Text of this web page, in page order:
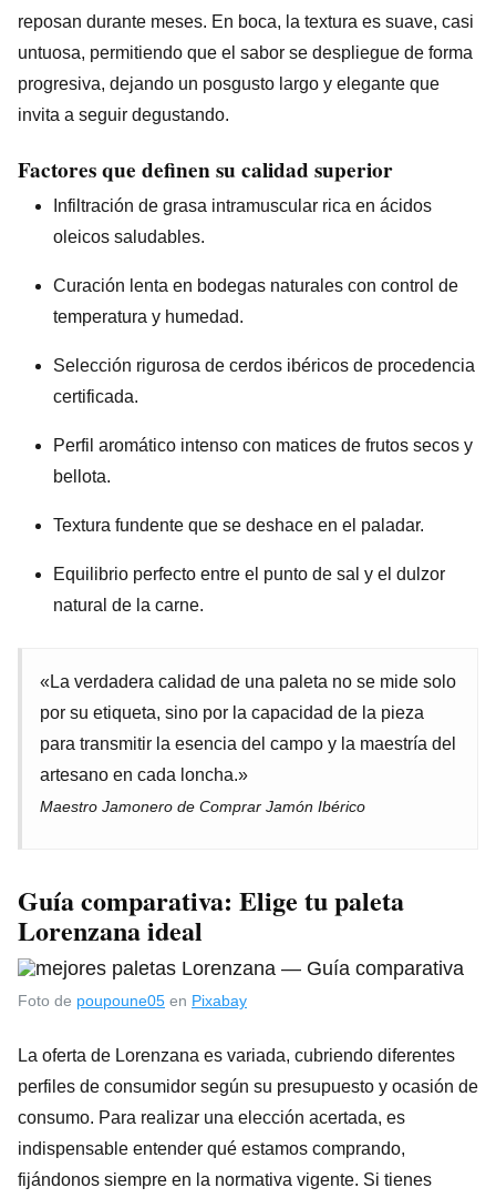
reposan durante meses. En boca, la textura es suave, casi
untuosa, permitiendo que el sabor se despliegue de forma
progresiva, dejando un posgusto largo y elegante que
invita a seguir degustando.
Factores que definen su calidad superior
Infiltración de grasa intramuscular rica en ácidos
oleicos saludables.
Curación lenta en bodegas naturales con control de
temperatura y humedad.
Selección rigurosa de cerdos ibéricos de procedencia
certificada.
Perfil aromático intenso con matices de frutos secos y
bellota.
Textura fundente que se deshace en el paladar.
Equilibrio perfecto entre el punto de sal y el dulzor
natural de la carne.
«La verdadera calidad de una paleta no se mide solo
por su etiqueta, sino por la capacidad de la pieza
para transmitir la esencia del campo y la maestría del
artesano en cada loncha.»
Maestro Jamonero de Comprar Jamón Ibérico
Guía comparativa: Elige tu paleta
Lorenzana ideal
Foto de poupoune05 en Pixabay
La oferta de Lorenzana es variada, cubriendo diferentes
perfiles de consumidor según su presupuesto y ocasión de
consumo. Para realizar una elección acertada, es
indispensable entender qué estamos comprando,
fijándonos siempre en la normativa vigente. Si tienes